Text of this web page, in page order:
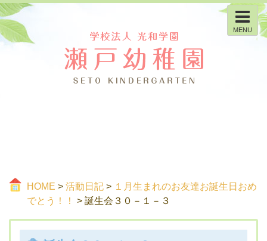
MENU
HOME > 活動日記 > １月生まれのお友達お誕生日おめ
でとう！！
> 誕生会３０－１－３